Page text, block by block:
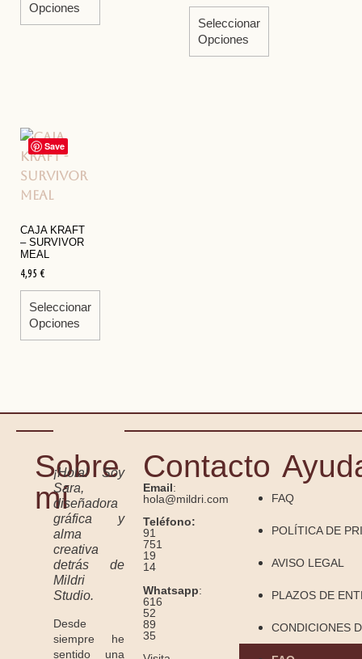
Opciones
Seleccionar
Opciones
Save
CAJA KRAFT
– SURVIVOR
MEAL
4,95 €
Seleccionar
Opciones
Sobre
mí
¡Hola! Soy
Sara,
diseñadora
gráfica y
alma
creativa
detrás de
Mildri
Studio.
Desde
siempre he
sentido una
Contacto
Email:
hola@mildri.com
Teléfono:
91
751
19
14
Whatsapp:
616
52
89
35
FAQ
POLÍTICA DE
AVISO LEGAL
PLAZOS DE
CONDICIONES